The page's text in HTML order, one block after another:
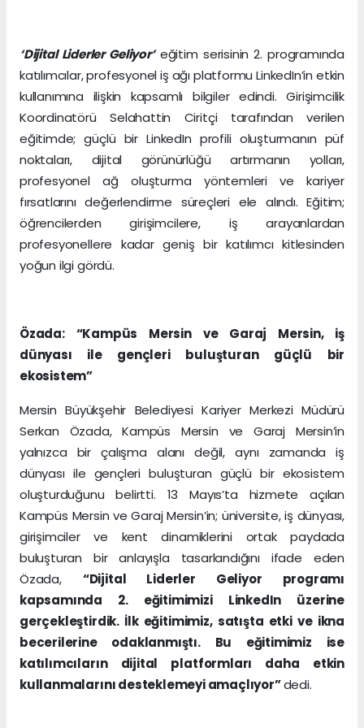
‘Dijital Liderler Geliyor’eğitim serisinin 2. programında
katılımcılar, profesyonel iş ağı platformu LinkedIn’in etkin
kullanımına ilişkin kapsamlı bilgiler edindi. Girişimcilik
Koordinatörü Selahattin Ciritçi tarafından verilen
eğitimde; güçlü bir LinkedIn profili oluşturmanın püf
noktaları, dijital görünürlüğü artırmanın yolları,
profesyonel ağ oluşturma yöntemleri ve kariyer
fırsatlarını değerlendirme süreçleri ele alındı. Eğitim;
öğrencilerden girişimcilere, iş arayanlardan
profesyonellere kadar geniş bir katılımcı kitlesinden
yoğun ilgi gördü.
Özada: “Kampüs Mersin ve Garaj Mersin, iş
dünyası ile gençleri buluşturan güçlü bir
ekosistem”
Mersin Büyükşehir Belediyesi Kariyer Merkezi Müdürü
Serkan Özada, Kampüs Mersin ve Garaj Mersin’in
yalnızca bir çalışma alanı değil, aynı zamanda iş
dünyası ile gençleri buluşturan güçlü bir ekosistem
oluşturduğunu belirtti. 13 Mayıs’ta hizmete açılan
Kampüs Mersin ve Garaj Mersin’in; üniversite, iş dünyası,
girişimciler ve kent dinamiklerini ortak paydada
buluşturan bir anlayışla tasarlandığını ifade eden
Özada, “Dijital Liderler Geliyor programı
kapsamında 2. eğitimimizi LinkedIn üzerine
gerçekleştirdik. İlk eğitimimiz, satışta etki ve ikna
becerilerine odaklanmıştı. Bu eğitimimiz ise
katılımcıların dijital platformları daha etkin
kullanmalarını desteklemeyi amaçlıyor”dedi.